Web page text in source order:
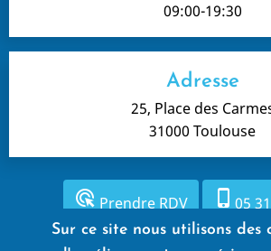
09:00-19:30
Adresse
25, Place des
31000 Toulouse
ads_click Prendre RDV phone_iphone 05
Sur ce site nous utilisons des